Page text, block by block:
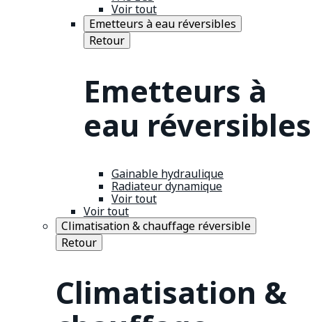
Voir tout
Emetteurs à eau réversibles
Retour
Emetteurs à
eau réversibles
Gainable hydraulique
Radiateur dynamique
Voir tout
Voir tout
Climatisation & chauffage réversible
Retour
Climatisation &